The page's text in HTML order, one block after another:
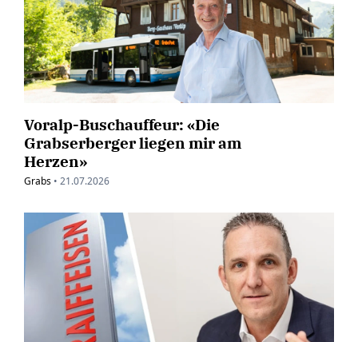
Voralp-Buschauffeur: «Die
Grabserberger liegen mir am
Herzen»
Grabs • 21.07.2026